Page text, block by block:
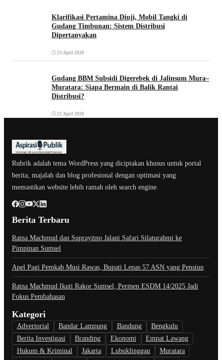
Klarifikasi Pertamina Diuji, Mobil Tangki di
Gudang Timbunan: Sistem Distribusi
Dipertanyakan
23 April 2026
Gudang BBM Subsidi Digerebek di Jalinsum Mura–
Muratara: Siapa Bermain di Balik Rantai
Distribusi?
22 April 2026
Rubrik adalah tema WordPress yang diciptakan khusus untuk portal
berita, majalah dan blog profesional dengan optimasi yang
memastikan website lebih ramah oleh search engine.
Berita Terbaru
Ratna Machmud dan Suprayitno Jalani Safari Silaturahmi ke
Pimpinan Sumsel
Apel Pagi Pemkab Musi Rawas, Bupati Lepas 57 ASN yang Pensiun
Ratna Machmud Ikuti Rakor Sumsel, Permen ESDM 14/2025 Jadi
Fokus Pembahasan
Kategori
Advertorial Bandar Lampung Bandung
Bengkulu
Berita Investigasi
Branding Ekonomi
Empat Lawang
Hukum & Kriminal
Jakarta Lubuklinggau
Muratara